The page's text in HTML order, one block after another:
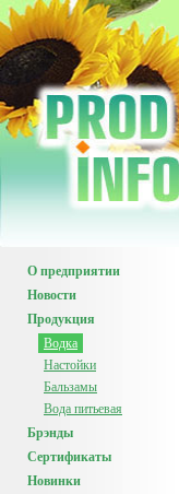
О предприятии
Новости
Продукция
Водка
Настойки
Бальзамы
Вода питьевая
Брэнды
Сертификаты
Новинки